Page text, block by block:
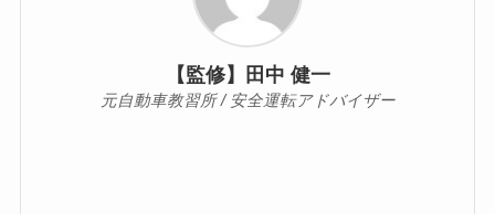
【監修】田中 健一
元自動車教習所 / 安全運転アドバイザー